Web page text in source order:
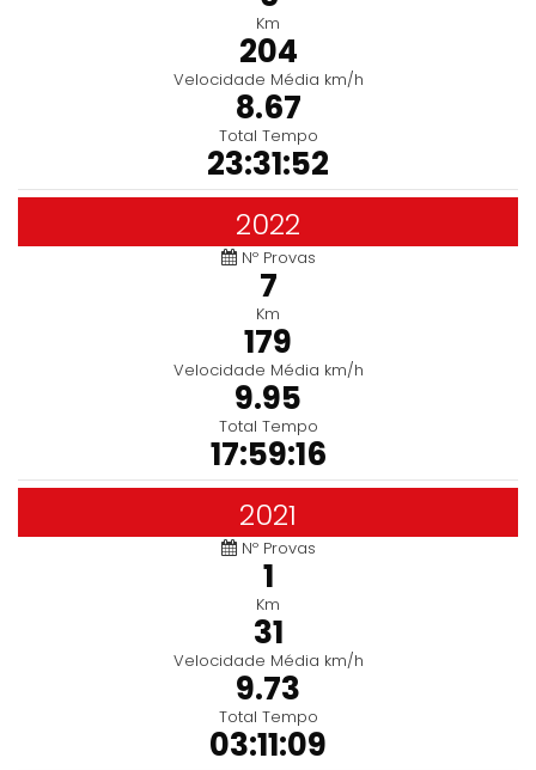
Km
204
Velocidade Média km/h
8.67
Total Tempo
23:31:52
2022
Nº Provas
7
Km
179
Velocidade Média km/h
9.95
Total Tempo
17:59:16
2021
Nº Provas
1
Km
31
Velocidade Média km/h
9.73
Total Tempo
03:11:09